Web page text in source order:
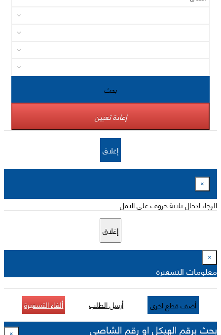
بحث
إعادة تعيين
إغلاق
×
الرجاء ادخال ثلاثة حروف على الاقل
إغلاق
×
معلومات التسعيرة
أضف قطع اخرى أرسل الطلب ألغاء التسعيرة
بحث برقم الهيكل او رقم الشاصي